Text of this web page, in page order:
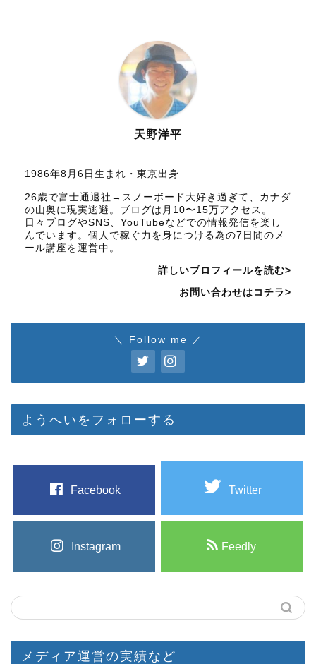
天野洋平
1986年8月6日生まれ・東京出身
26歳で富士通退社→スノーボード大好き過ぎて、カナダ
の山奥に現実逃避。ブログは月10〜15万アクセス。
日々ブログやSNS、YouTubeなどでの情報発信を楽し
んでいます。個人で稼ぐ力を身につける為の7日間のメ
ール講座を運営中。
詳しいプロフィールを読む>
お問い合わせはコチラ>
＼ Follow me ／
ようへいをフォローする
Facebook Twitter
Instagram Feedly
メディア運営の実績など